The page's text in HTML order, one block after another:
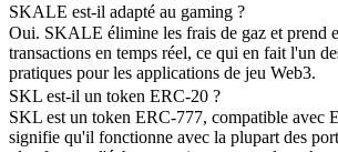
SKALE est-il adapté au gaming ?
Oui. SKALE élimine les frais de gaz et prend
transactions en temps réel, ce qui en fait l'un
pratiques pour les applications de jeu Web3.
SKL est-il un token ERC-20 ?
SKL est un token ERC-777, compatible avec
signifie qu'il fonctionne avec la plupart des